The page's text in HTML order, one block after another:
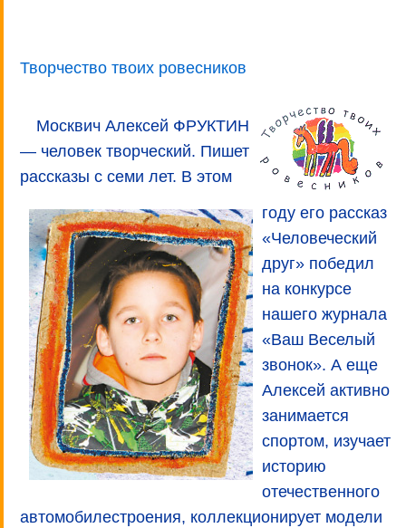
Творчество твоих ровесников
Москвич Алексей ФРУКТИН
— человек творческий. Пишет
рассказы с семи лет. В этом
году его рассказ
«Человеческий
друг» победил
на конкурсе
нашего журнала
«Ваш Веселый
звонок». А еще
Алексей активно
занимается
спортом, изучает
историю
отечественного
автомобилестроения, коллекционирует модели